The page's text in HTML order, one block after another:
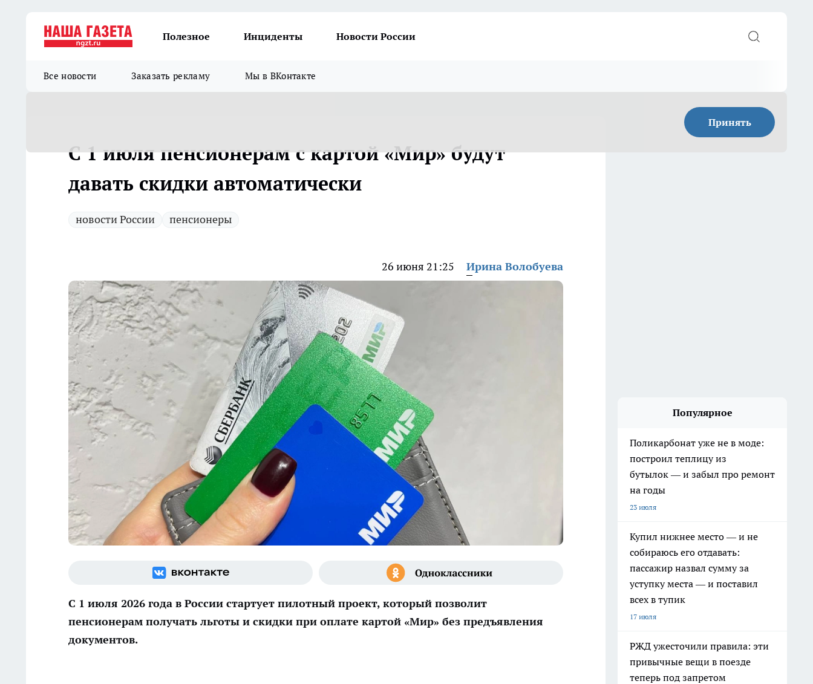
Полезное Инциденты Новости России
Все новости Заказать рекламу Мы в ВКонтакте
Принять
С 1 июля пенсионерам с картой «Мир» будут
давать скидки автоматически
новости России пенсионеры
26 июня 21:25 Ирина Волобуева
С 1 июля 2026 года в России стартует пилотный проект, который позволит
пенсионерам получать льготы и скидки при оплате картой «Мир» без предъявления
документов.
Популярное
Поликарбонат уже не в моде:
построил теплицу из
бутылок — и забыл про ремонт
на годы
23 июля
Купил нижнее место — и не
собираюсь его отдавать:
пассажир назвал сумму за
уступку места — и поставил
всех в тупик
17 июля
РЖД ужесточили правила: эти
привычные вещи в поезде
теперь под запретом